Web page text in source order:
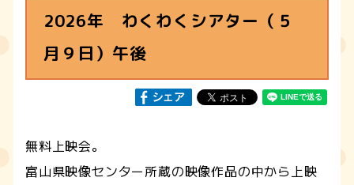
2026年 わくわくシアター（５
月９日）午後
無料上映会。
富山県映像センター所蔵の映像作品の中から上映